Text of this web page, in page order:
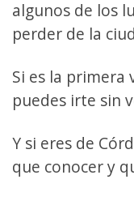
algunos de los
perder de la
Si es la primera
puedes irte sin
Y si eres de
que conocer y